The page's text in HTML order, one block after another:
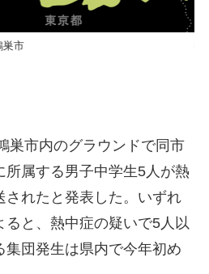
巣市
巣市内のグラウンドで同市
所属する男子中学生5人が熱
されたと発表した。いずれ
ると、熱中症の疑いで5人以
集団発生は県内で今年初め